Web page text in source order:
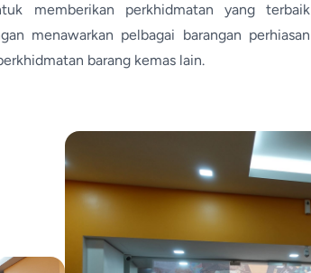
memberikan perkhidmatan yang terbaik
menawarkan pelbagai barangan perhiasan
barang kemas lain.